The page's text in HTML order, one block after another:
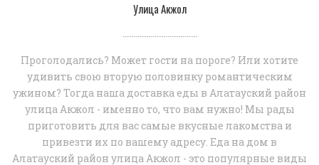
Улица Акжол
Проголодались? Может гости на пороге? Или хотите
удивить свою вторую половинку романтическим
ужином? Тогда наша доставка еды в Алатауский район
улица Акжол - именно то, что вам нужно! Мы рады
приготовить для вас самые вкусные лакомства и
привезти их по вашему адресу. Еда на дом в
Алатауский район улица Акжол - это популярные виды